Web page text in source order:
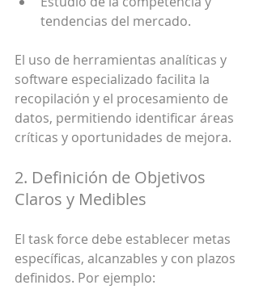
tendencias del mercado.
El uso de herramientas analíticas y
software especializado facilita la
recopilación y el procesamiento de
datos, permitiendo identificar áreas
críticas y oportunidades de mejora.
2. Definición de Objetivos
Claros y Medibles
El task force debe establecer metas
específicas, alcanzables y con plazos
definidos. Por ejemplo: